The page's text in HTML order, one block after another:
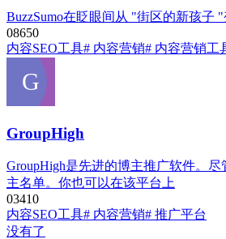
BuzzSumo在眨眼间从 "街区的新孩子
08650
内容SEO工具# 内容营销# 内容营销工
GroupHigh
GroupHigh是先进的博主推广软件。
主名单。你也可以在该平台上
03410
内容SEO工具# 内容营销# 推广平台
没有了